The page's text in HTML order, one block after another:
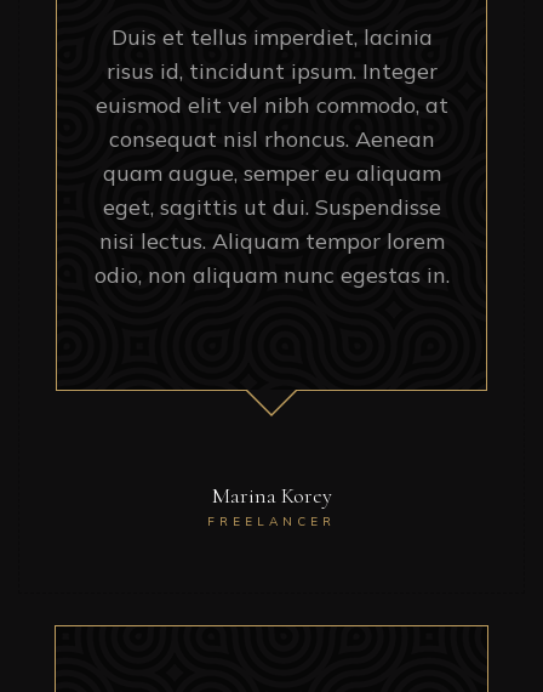
Duis et tellus imperdiet, lacinia
risus id, tincidunt ipsum. Integer
euismod elit vel nibh commodo, at
consequat nisl rhoncus. Aenean
quam augue, semper eu aliquam
eget, sagittis ut dui. Suspendisse
nisi lectus. Aliquam tempor lorem
odio, non aliquam nunc egestas in.
Marina Korey
FREELANCER